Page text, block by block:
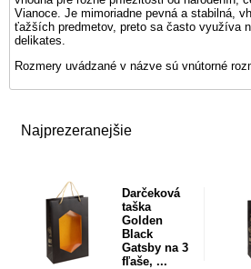
Najprezeranejšie
Darčeková
taška
Golden
Black
Gatsby na 3
fľaše, ...
Vianoce. Je mimoriadne pevná a stabilná,
ťažších predmetov, preto sa často využíva
delikates.
Rozmery uvádzané v názve sú vnútorné